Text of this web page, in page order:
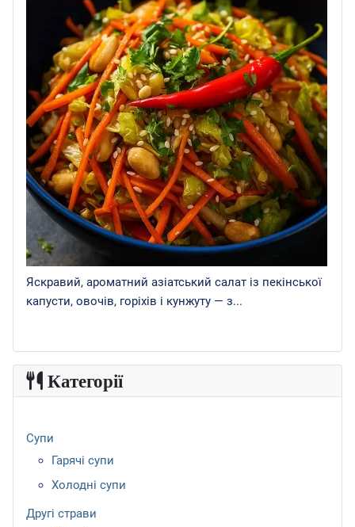
Яскравий, ароматний азіатський салат із пекінської
капусти, овочів, горіхів і кунжуту — з...
Категорії
Супи
Гарячі супи
Холодні супи
Другі страви